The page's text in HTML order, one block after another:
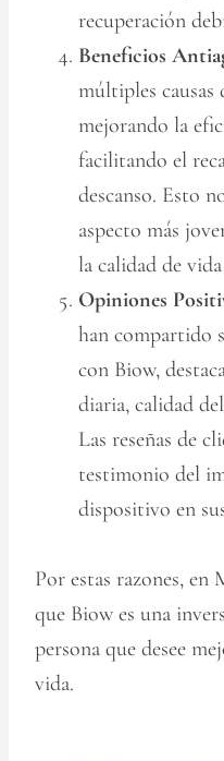
recuperación
Beneficios
múltiples causas
mejorando la
facilitando el
descanso. Esto
aspecto más
la calidad de
Opiniones
han compartido
con Biow,
diaria, calidad
Las reseñas de
testimonio del
dispositivo en
Por estas razones,
que Biow es una
persona que desee
vida.